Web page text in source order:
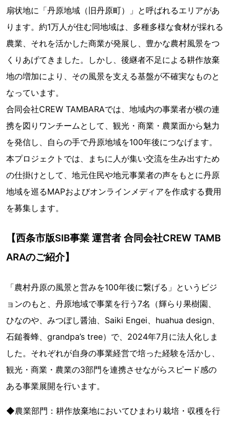
扇状地に「丹原地域（旧丹原町）」と呼ばれるエリアがあ
ります。約1万人が住む同地域は、多種多様な食材が採れる
農業、それを活かした商業が発展し、豊かな農村風景をつ
くりあげてきました。しかし、後継者不足による耕作放棄
地の増加により、その風景を支える基盤が不確実なものと
なっています。
合同会社CREW TAMBARAでは、地域内の事業者が横の連
携を図りワンチームとして、観光・商業・農業面から魅力
を発信し、自らの手で丹原地域を100年後につなげます。
本プロジェクトでは、まちに人が集い交流を生み出すため
の仕掛けとして、地元住民や地元事業者の声をもとに丹原
地域を巡るMAPおよびオンラインメディアを作成する費用
を募集します。
【西条市版SIB事業 運営者 合同会社CREW TAMB
ARAのご紹介】
「農村丹原の風景と営みを100年後に繋げる」というビジ
ョンのもと、丹原地域で事業を行う7名（輝らり果樹園、
ひなのや、みつぼし醤油、Saiki Engei、huahua design、
石鎚養蜂、grandpa’s tree）で、2024年7月に法人化しま
した。それぞれが自身の事業経営で培った経験を活かし、
観光・商業・農業の3部門を連携させながらスピード感の
ある事業展開を行います。
◆農業部門：耕作放棄地においてひまわり栽培・収穫を行